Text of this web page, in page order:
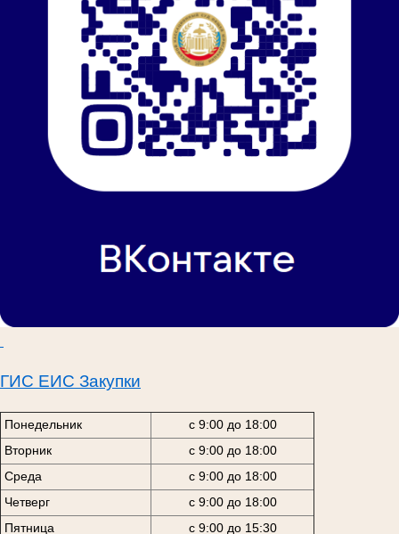
ГИС ЕИС Закупки
Понедельник
с 9:00 до 18:00
Вторник
с 9:00 до 18:00
Среда
с 9:00 до 18:00
Четверг
с 9:00 до 18:00
Пятница
с 9:00 до 15:30